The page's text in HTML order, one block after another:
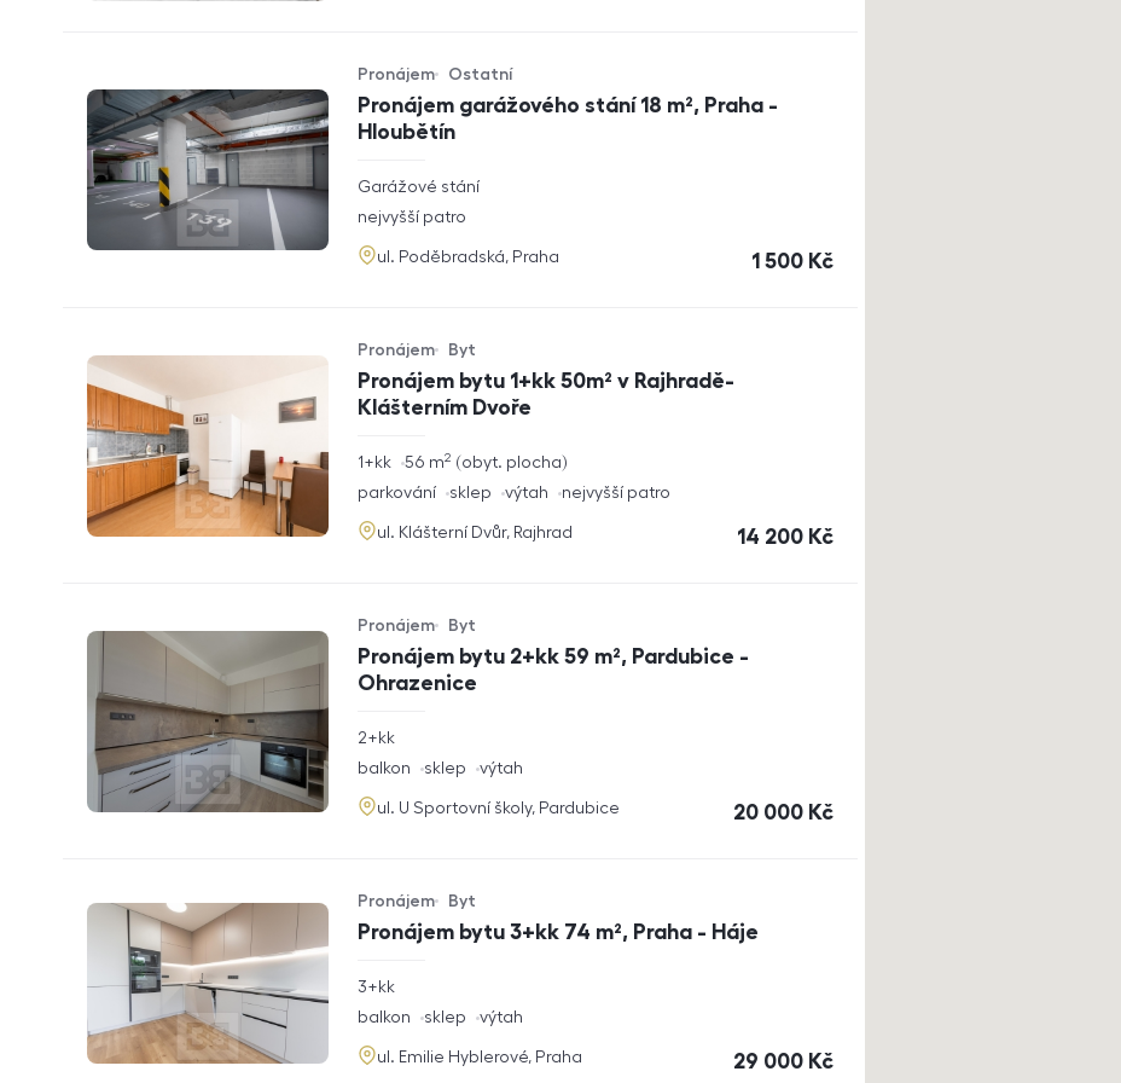
Pronájem garážového stání 18 m², Praha -
Hloubětín
Typ nabídky
Pronájem
Typ nemovitosti
Ostatní
rozměry
Garážové stání
funkce
nejvyšší patro
adresa
ul. Poděbradská, Praha cena
1 500 Kč
Pronájem bytu 1+kk 50m² v Rajhradě-
Klášterním Dvoře
Typ nabídky
Pronájem
Typ nemovitosti
Byt
rozměry
1+kk obyt. plocha
56 m2
funkce
parkování sklep výtah nejvyšší patro
adresa
ul. Klášterní Dvůr, Rajhrad cena
14 200 Kč
Pronájem bytu 2+kk 59 m², Pardubice -
Ohrazenice
Typ nabídky
Pronájem
Typ nemovitosti
Byt
rozměry
2+kk
funkce
balkon sklep výtah
adresa
ul. U Sportovní školy, Pardubice cena
20 000 Kč
Pronájem bytu 3+kk 74 m², Praha - Háje
Typ nabídky
Pronájem
Typ nemovitosti
Byt
rozměry
3+kk
funkce
balkon sklep výtah
adresa
ul. Emilie Hyblerové, Praha cena
29 000 Kč